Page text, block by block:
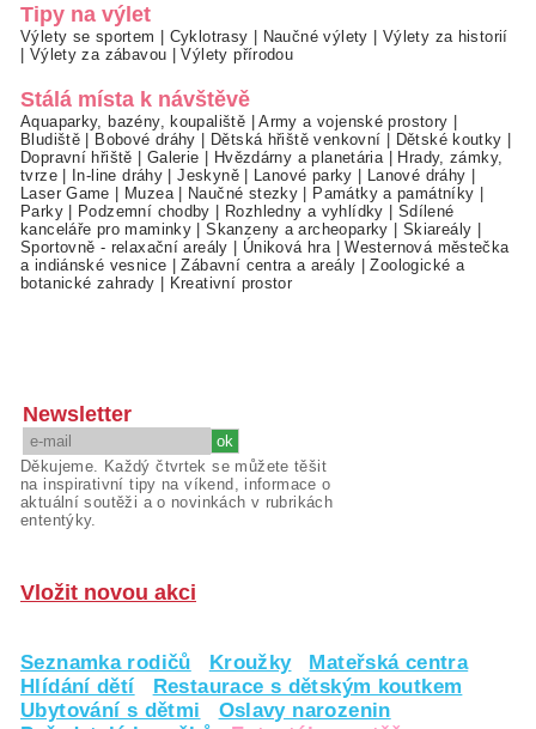
Tipy na výlet
Výlety se sportem Cyklotrasy Naučné výlety
Výlety za historií
Výlety za zábavou |Výlety přírodou
Stálá místa k návštěvě
Aquaparky, bazény, koupaliště |Army a vojenské prostory
Bludiště
Bobové dráhy Dětská hřiště venkovní Dětské koutky
Dopravní hřiště
Galerie Hvězdárny a planetária
Hrady, zámky,
tvrze| In-line dráhy |Jeskyně| Lanové parky Lanové dráhy
Laser Game
Muzea| Naučné stezky Památky a památníky
Parky| Podzemní chodby Rozhledny a vyhlídky
Sdílené
kanceláře pro maminky |Skanzeny a archeoparky Skiareály
Sportovně - relaxační areály
Úniková hra |Westernová městečka
a indiánské vesnice |Zábavní centra a areály |Zoologické a
botanické zahrady
Kreativní prostor
Newsletter
Děkujeme. Každý čtvrtek se můžete těšit
na inspirativní tipy na víkend, informace o
aktuální soutěži a o novinkách v rubrikách
ententýky.
Vložit novou akci
Seznamka rodičů Kroužky
Mateřská centra
Hlídání dětí
Restaurace s dětským koutkem
Ubytování s dětmi
Oslavy narozenin